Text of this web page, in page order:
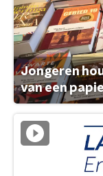
Jongeren
van een